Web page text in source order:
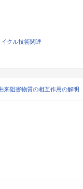
クル技術関連
来阻害物質の相互作用の解明